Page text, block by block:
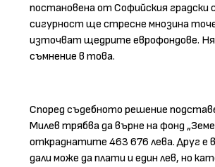
постановена от Софийския градски
сигурност ще стресне мнозина
източват щедрите еврофондове.
съмнение в това.
Според съдебното решение
Милев трябва да върне на фонд
откраднатите 463 676 лева. Друг е
дали може да плати и един лев, но